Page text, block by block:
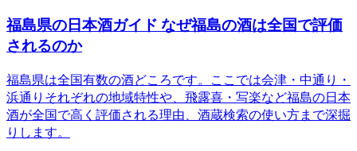
福島県の日本酒ガイド なぜ福島の酒は全国で評価
されるのか
福島県は全国有数の酒どころです。ここでは会津・中通り・
浜通りそれぞれの地域特性や、飛露喜・写楽など福島の日本
酒が全国で高く評価される理由、酒蔵検索の使い方まで深掘
りします。